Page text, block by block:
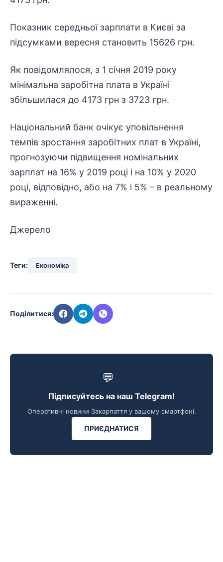
Показник середньої зарплати в Києві за
підсумками вересня становить 15626 грн.
Як повідомлялося, з 1 січня 2019 року
мінімальна заробітна плата в Україні
збільшилася до 4173 грн з 3723 грн.
Національний банк очікує уповільнення
темпів зростання заробітних плат в Україні,
прогнозуючи підвищення номінальних
зарплат на 16% у 2019 році і на 10% у 2020
році, відповідно, або на 7% і 5% – в реальному
вираженні.
Джерело
Теги: Економіка
Поділитися:
💬
Підписуйтесь на наш Telegram!
Оперативні новини Закарпаття у вашому смартфоні.
ПРИЄДНАТИСЯ